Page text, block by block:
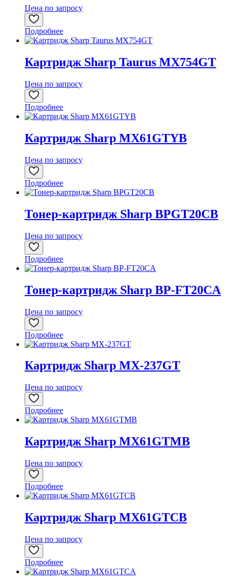
Цена по запросу
Подробнее
Картридж Sharp Taurus MX754GT
Цена по запросу
Подробнее
Картридж Sharp MX61GTYB
Цена по запросу
Подробнее
Тонер-картридж Sharp BPGT20CB
Цена по запросу
Подробнее
Тонер-картридж Sharp BP-FT20CA
Цена по запросу
Подробнее
Картридж Sharp MX-237GT
Цена по запросу
Подробнее
Картридж Sharp MX61GTMB
Цена по запросу
Подробнее
Картридж Sharp MX61GTCB
Цена по запросу
Подробнее